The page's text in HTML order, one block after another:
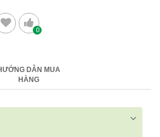
0
DẪN MUA
HÀNG